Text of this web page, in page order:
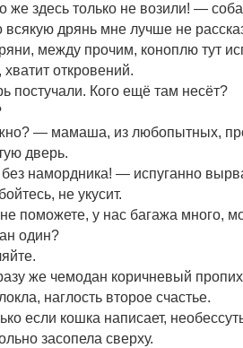
же здесь только не возили! —
дрянь мне лучше не
между прочим, коноплю тут
откровений.
постучали. Кого ещё там несёт?
— мамаша, из любопытных,
дверь.
намордника! — испуганно
не укусит.
поможете, у нас багажа много,
один?
же чемодан коричневый
наглость второе счастье.
если кошка написает,
засопела сверху.